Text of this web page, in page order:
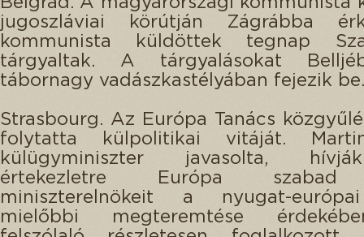
jugoszláviai körútján Zágrábba
kommunista küldöttek tegnap
tárgyaltak. A tárgyalásokat
tábornagy vadászkastélyában fejezik be.
Strasbourg. Az Európa Tanács
folytatta külpolitikai vitáját.
külügyminiszter javasolta,
értekezletre Európa szabad
miniszterelnökeit a nyugat-
mielőbbi megteremtése